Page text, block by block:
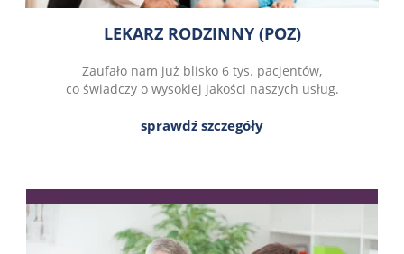
LEKARZ RODZINNY (POZ)
Zaufało nam już blisko 6 tys. pacjentów,
co świadczy o wysokiej jakości naszych usług.
sprawdź szczegóły